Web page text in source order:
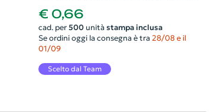
€ 0,66
cad. per 500unità stampa inclusa
Se ordini oggi la consegna è tra 28/08 e il
01/09
Scelto dal Team